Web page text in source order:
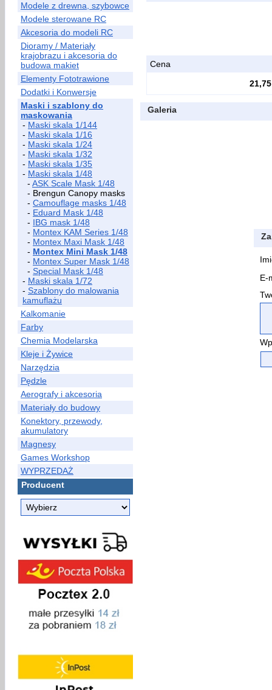
Modele z drewna, szybowce
Modele sterowane RC
Akcesoria do modeli RC
Dioramy / Materiały
krajobrazu i akcesoria do
budowa makiet
Elementy Fototrawione
Dodatki i Konwersje
Maski i szablony do
maskowania
- Maski skala 1/144
- Maski skala 1/16
- Maski skala 1/24
- Maski skala 1/32
- Maski skala 1/35
- Maski skala 1/48
- ASK Scale Mask 1/48
- Brengun Canopy masks
- Camouflage masks 1/48
- Eduard Mask 1/48
- IBG mask 1/48
- Montex KAM Series 1/48
- Montex Maxi Mask 1/48
- Montex Mini Mask 1/48
- Montex Super Mask 1/48
- Special Mask 1/48
- Maski skala 1/72
- Szablony do malowania
kamuflażu
Kalkomanie
Farby
Chemia Modelarska
Kleje i Żywice
Narzędzia
Pędzle
Aerografy i akcesoria
Materiały do budowy
Konektory, przewody,
akumulatory
Magnesy
Games Workshop
WYPRZEDAŻ
Producent
Cena
21,75
Galeria
E-